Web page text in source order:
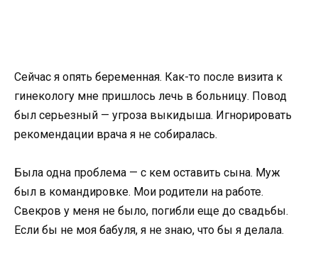
Сейчас я опять беременная. Как-то после визита к
гинекологу мне пришлось лечь в больницу. Повод
был серьезный — угроза выкидыша. Игнорировать
рекомендации врача я не собиралась.
Была одна проблема — с кем оставить сына. Муж
был в командировке. Мои родители на работе.
Свекров у меня не было, погибли еще до свадьбы.
Если бы не моя бабуля, я не знаю, что бы я делала.